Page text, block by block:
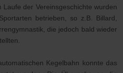
der Vereinsgeschichte wurden
betrieben, so z.B. Billard,
die jedoch bald wieder
Kegelbahn konnte das